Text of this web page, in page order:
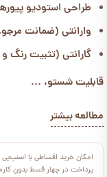
طراحی استودیو
وارانتی (ضمانت
گارانتی (تثبیت
قابلیت شستو، ...
مطالعه بیشتر
امکان خرید اقساطی با اسنپ‌پی
پرداخت در چهار قسط بدون